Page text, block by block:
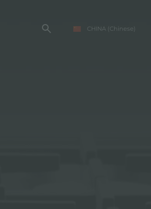
CHINA (Chinese)